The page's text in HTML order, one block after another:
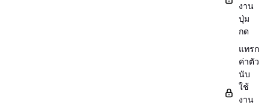
งาน
ปุ่ม
กด
แทรก
ค่าตัว
นับ
ใช้
งาน